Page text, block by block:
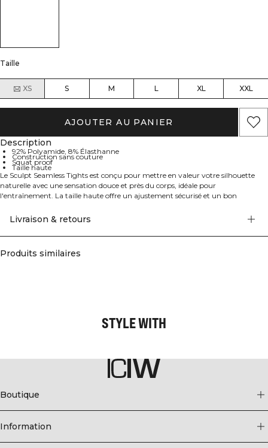
Taille
XS S M L XL XXL
AJOUTER AU PANIER
Description
92% Polyamide, 8% Élasthanne
Construction sans couture
Squat proof
Taille haute
Le Sculpt Seamless Tights est conçu pour mettre en valeur votre silhouette
naturelle avec une sensation douce et près du corps, idéale pour
l'entraînement. La taille haute offre un ajustement sécurisé et un bon
accentuer votre silhouette. Fabriqué en construction sans couture pour un
entraînement. Le design léger vous assure de rester confortable que vous
coupe athlétique pour des performances optimales. 92% Polyamide, 8%
Livraison & retours
Produits similaires
STYLE WITH
Boutique
Information